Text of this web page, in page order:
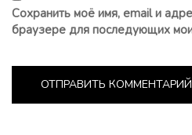
Сохранить моё имя, email и
браузере для последующих